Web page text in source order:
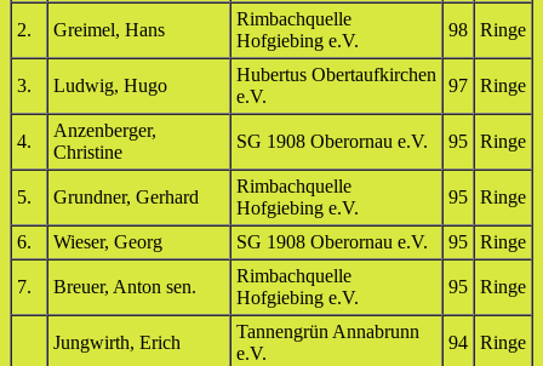
2. Greimel, Hans
Rimbachquelle
Hofgiebing e.V.
98 Ringe
3. Ludwig, Hugo
Hubertus Obertaufkirchen
e.V.
97 Ringe
4.
Anzenberger,
Christine
SG 1908 Oberornau e.V. 95 Ringe
5. Grundner, Gerhard
Rimbachquelle
Hofgiebing e.V.
95 Ringe
6. Wieser, Georg SG 1908 Oberornau e.V. 95 Ringe
7. Breuer, Anton sen.
Rimbachquelle
Hofgiebing e.V.
95 Ringe
Jungwirth, Erich
Tannengrün Annabrunn
e.V.
94 Ringe